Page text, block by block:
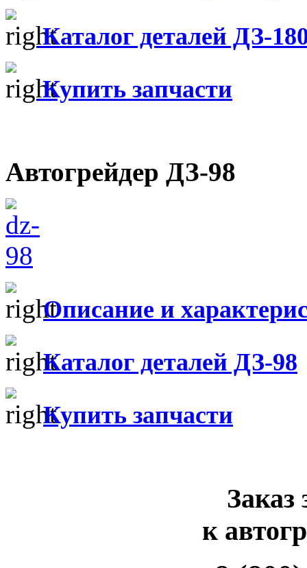
Каталог деталей ДЗ-
Купить запчасти
Автогрейдер ДЗ-98
Описание и
Каталог деталей ДЗ-98
Купить запчасти
Заказ
к